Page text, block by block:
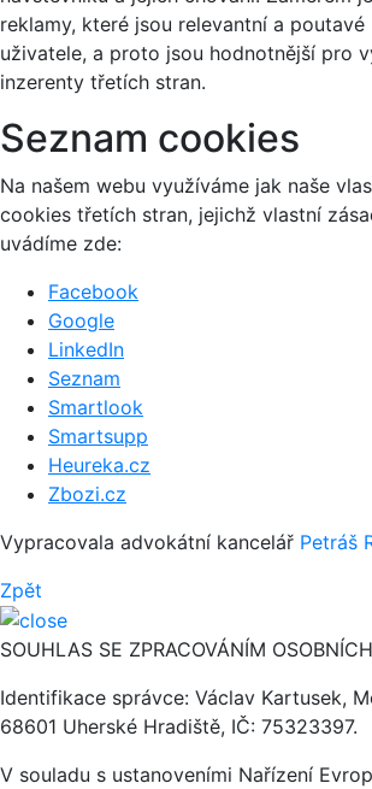
reklamy, které jsou relevantní a
uživatele, a proto jsou hodnotnější pro
inzerenty třetích stran.
Seznam cookies
Na našem webu využíváme jak naše
cookies třetích stran, jejichž vlastní
uvádíme zde:
Facebook
Google
LinkedIn
Seznam
Smartlook
Smartsupp
Heureka.cz
Zbozi.cz
Vypracovala advokátní kancelář Petráš
Zpět
SOUHLAS SE ZPRACOVÁNÍM
Identifikace správce: Václav Kartusek,
68601 Uherské Hradiště, IČ: 75323397.
V souladu s ustanoveními Nařízení